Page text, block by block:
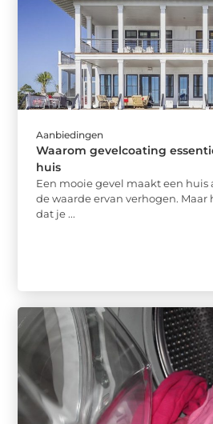
Aanbiedingen
Waarom gevelcoating
huis
Een mooie gevel maakt een
de waarde ervan verhogen. Maar
dat je ...